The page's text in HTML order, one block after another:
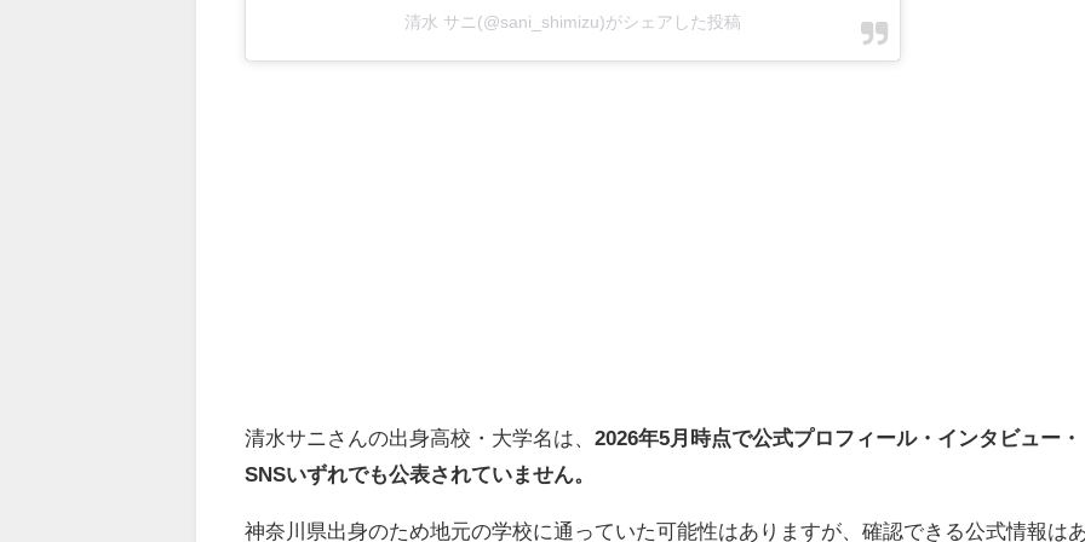
清水 サニ(@sani_shimizu)がシェアした投稿
清水サニさんの出身高校・大学名は、2026年5月時点で公式プロフィール・インタビュー・
SNSいずれでも公表されていません。
神奈川県出身のため地元の学校に通っていた可能性はありますが、確認できる公式情報は